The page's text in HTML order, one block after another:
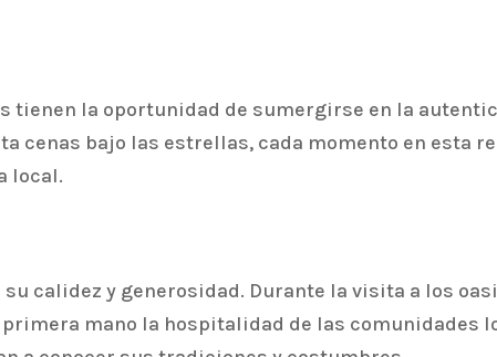
tienen la oportunidad de sumergirse en la
cenas bajo las estrellas, cada momento en esta
local.
calidez y generosidad. Durante la visita a los
mano la hospitalidad de las comunidades